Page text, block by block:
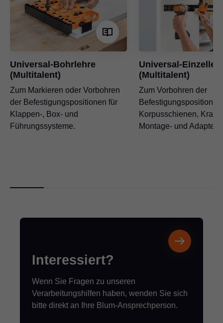
Universal-Bohrlehre
(Multitalent)
Zum Markieren oder Vorbohren
der Befestigungspositionen für
Klappen-, Box- und
Führungssysteme.
Universal-
(Multitalent)
Zum Vorbohren der
Korpusschienen,
Montage- und
Interessiert?
Wenn Sie Fragen zu unseren
Verarbeitungshilfen haben, wenden Sie sich
bitte direkt an Ihre Blum-Ansprechperson.